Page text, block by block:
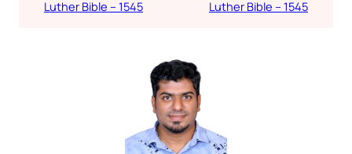
Luther Bible – 1545 Luther Bible – 1545